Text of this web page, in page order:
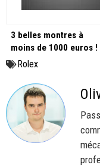
3 belles montres à
moins de 1000 euros !
Rolex